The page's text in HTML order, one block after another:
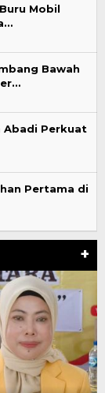
Mobil
Bawah
Abadi Perkuat
Pertama di
+